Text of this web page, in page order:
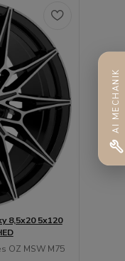
8,5x20 5x120
OZ MSW M75
AI MECHANIK